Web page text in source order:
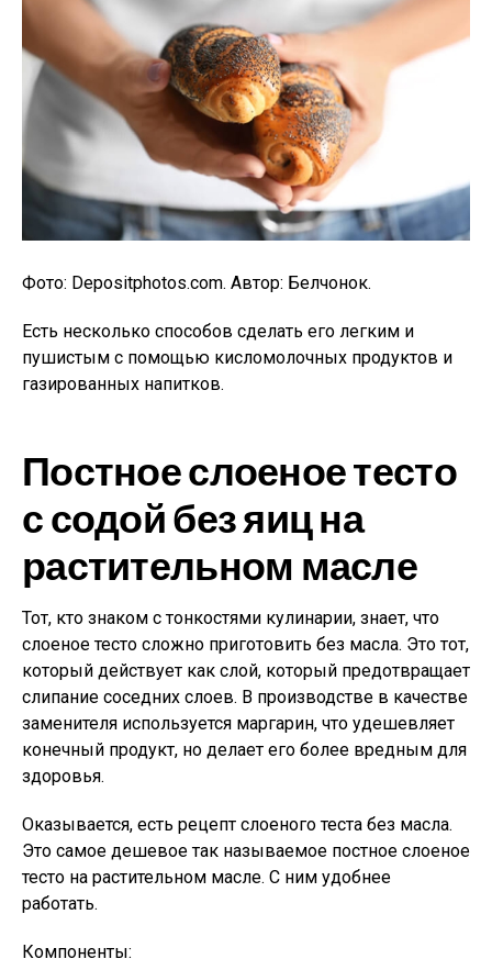
Фото: Depositphotos.com. Автор: Белчонок.
Есть несколько способов сделать его легким и
пушистым с помощью кисломолочных продуктов и
газированных напитков.
Постное слоеное тесто
с содой без яиц на
растительном масле
Тот, кто знаком с тонкостями кулинарии, знает, что
слоеное тесто сложно приготовить без масла. Это тот,
который действует как слой, который предотвращает
слипание соседних слоев. В производстве в качестве
заменителя используется маргарин, что удешевляет
конечный продукт, но делает его более вредным для
здоровья.
Оказывается, есть рецепт слоеного теста без масла.
Это самое дешевое так называемое постное слоеное
тесто на растительном масле. С ним удобнее
работать.
Компоненты: